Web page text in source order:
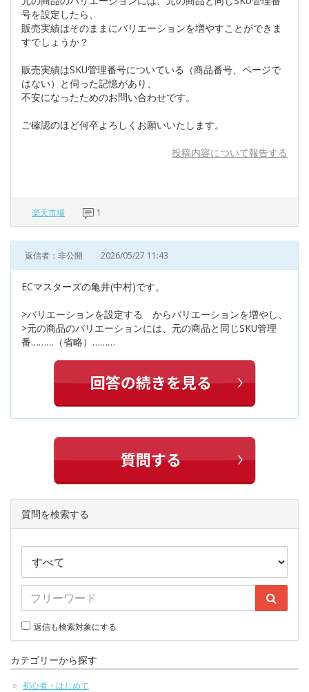
号を設定したら、
販売実績はそのままにバリエーションを増やすことができま
すでしょうか？
販売実績はSKU管理番号についている（商品番号、ページで
はない）と伺った記憶があり、
不安になったためのお問い合わせです。
ご確認のほど何卒よろしくお願いいたします。
投稿内容について報告する
楽天市場 1
返信者：非公開 2026/05/27 11:43
ECマスターズの亀井(中村)です。
>バリエーションを設定する からバリエーションを増やし、
>元の商品のバリエーションには、元の商品と同じSKU管理
番………（省略）………
質問を検索する
返信も検索対象にする
カテゴリーから探す
初心者・はじめて